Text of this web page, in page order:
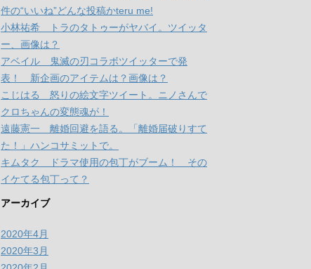
件の“いいね”どんな投稿かteru me!
小林祐希 トラのタトゥーがヤバイ。ツイッタ
ー、画像は？
アベイル 鬼滅の刃コラボツイッターで発
表！ 新企画のアイテムは？画像は？
こじはる 怒りの絵文字ツイート。ニノさんで
クロちゃんの変態魂が！
遠藤憲一 離婚回避を語る。「離婚届破りすて
た！」ハンコサミットで。
キムタク ドラマ使用の包丁がブーム！ その
イケてる包丁って？
アーカイブ
2020年4月
2020年3月